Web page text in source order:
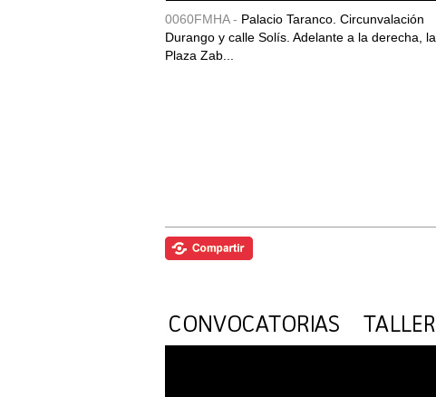
0060FMHA - Palacio Taranco. Circunvalación
Durango y calle Solís. Adelante a la derecha, la
Plaza Zab...